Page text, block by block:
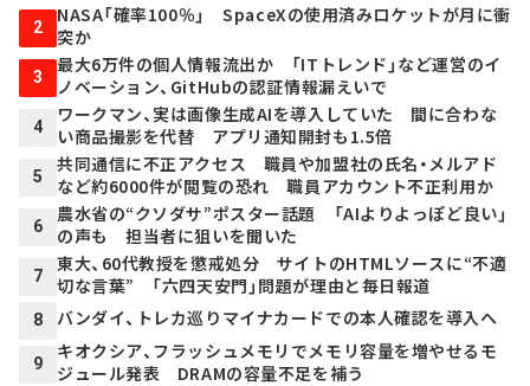
2
NASA「確率100％」 SpaceXの使用済みロケットが月に衝
突か
3
最大6万件の個人情報流出か 「ITトレンド」など運営のイ
ノベーション、GitHubの認証情報漏えいで
4
ワークマン、実は画像生成AIを導入していた 間に合わな
い商品撮影を代替 アプリ通知開封も1.5倍
5
共同通信に不正アクセス 職員や加盟社の氏名・メルアド
など約6000件が閲覧の恐れ 職員アカウント不正利用か
6
農水省の“クソダサ”ポスター話題 「AIよりよっぽど良い」
の声も 担当者に狙いを聞いた
7
東大、60代教授を懲戒処分 サイトのHTMLソースに“不適
切な言葉” 「六四天安門」問題が理由と毎日報道
8 バンダイ、トレカ巡りマイナカードでの本人確認を導入へ
9
キオクシア、フラッシュメモリでメモリ容量を増やせるモ
ジュール発表 DRAMの容量不足を補う